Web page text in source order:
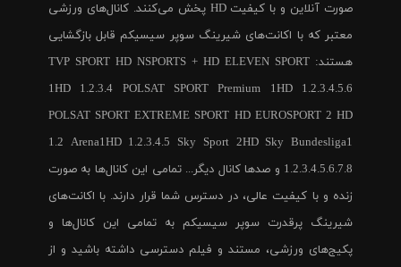
صورت آنلاین و با کیفیت HD پخش می‌کنند. کانال‌های ورزشی
معتبر که با اکانت‌های شیرینگ سوپر سیسیکم قابل بازگشایی
هستند: TVP SPORT HD NSPORTS + HD ELEVEN SPORT
1HD 1.2.3.4 POLSAT SPORT Premium 1HD 1.2.3.4.5.6
POLSAT SPORT EXTREME SPORT HD EUROSPORT 2 HD
1.2 Arena1HD 1.2.3.4.5 Sky Sport 2HD Sky Bundesliga1
1.2.3.4.5.6.7.8 و صدها کانال دیگر... تمامی این کانال‌ها به صورت
زنده و با کیفیت عالی، در دسترس شما قرار دارند. با اکانت‌های
شیرینگ پرقدرت سوپر سیسیکم به تمامی این کانال‌ها و
پکیج‌های ورزشی، مستند و فیلم دسترسی داشته باشید و از